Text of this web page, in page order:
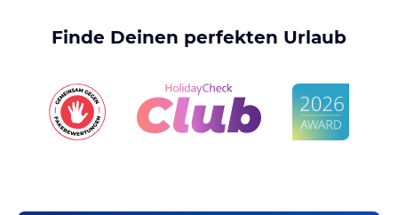
Finde Deinen perfekten Urlaub